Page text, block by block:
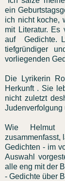
ein
ich nicht koche,
mit Literatur. Es
auf Gedichte.
tiefgründiger
vorliegenden
Die Lyrikerin
Herkunft . Sie
nicht zuletzt
Judenverfolgung
Wie Helmut
zusammenfasst,
Gedichten - im
Auswahl
alle eng mit der
- Gedichte über